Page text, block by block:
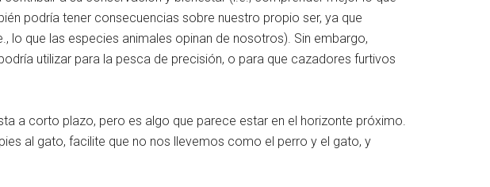
podría tener consecuencias sobre nuestro propio ser, ya que
lo que las especies animales opinan de nosotros). Sin embargo,
utilizar para la pesca de precisión, o para que cazadores furtivos
a corto plazo, pero es algo que parece estar en el horizonte próximo.
al gato, facilite que no nos llevemos como el perro y el gato, y